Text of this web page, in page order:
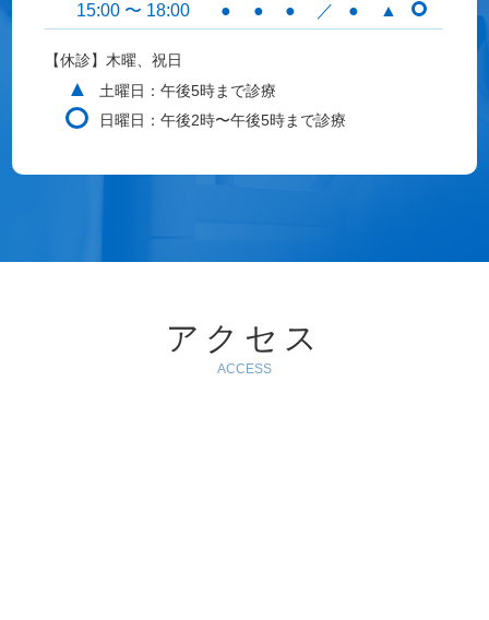
15:00 〜 18:00
● ● ● ／ ● ▲
【休診】木曜、祝日
▲
土曜日：午後5時まで診療
日曜日：午後2時〜午後5時まで診療
アクセス
ACCESS